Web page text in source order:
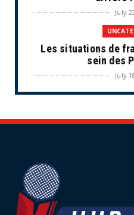
July
Les situations de
sein des
July
coup de
Tabac : les ventes